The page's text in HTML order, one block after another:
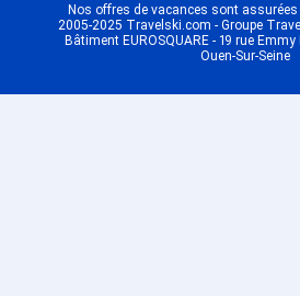
Nos offres de vacances sont
2005-2025 Travelski.com - Groupe
Bâtiment EUROSQUARE - 19 rue
Ouen-Sur-Seine